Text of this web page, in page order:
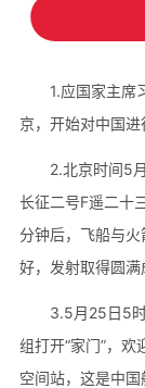
1.应国家主席
京，开始对中国
2.北京时间5
长征二号F遥二十
分钟后，飞船与
好，发射取得圆
3.5月25日5
组打开“家门”，
空间站，这是中国